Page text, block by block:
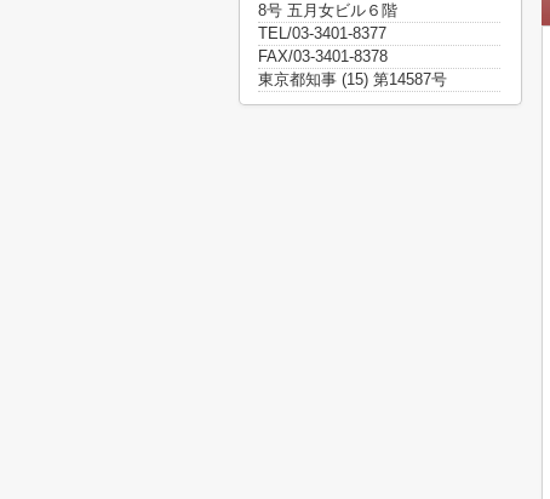
8号 五月女ビル６階
TEL/03-3401-8377
FAX/03-3401-8378
東京都知事 (15) 第14587号